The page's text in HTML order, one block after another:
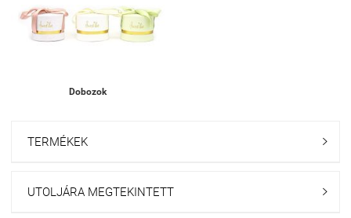
Dobozok
TERMÉKEK 
UTOLJÁRA MEGTEKINTETT 